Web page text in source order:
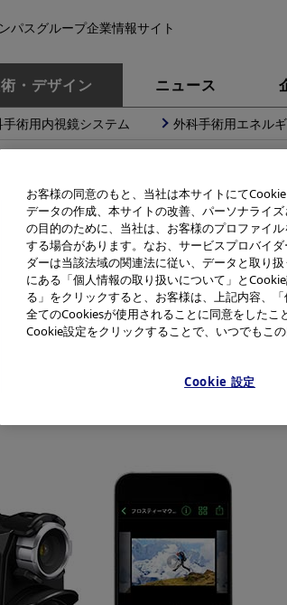
パスグループ企業情報サイト
・デザイン ニュース
手術用内視鏡システム 外科手術用エネル
スのデザイン
Image Track（フィールドログカメラ／スマ
デザイン
TG-Tracker
ドログカメラ／ス
お客様の同意のもと、当社は本サイトにて
データの作成、本サイトの改善、パーソナライ
の目的のために、当社は、お客様のプロファイ
する場合があります。なお、サービスプロバイ
ダーは当該法域の関連法に従い、データと取り
にある「個人情報の取り扱いについて」と
る」をクリックすると、お客様は、上記内容、
全てのCookiesが使用されることに同意をした
Cookie設定をクリックすることで、いつでもこ
Cookie 設定